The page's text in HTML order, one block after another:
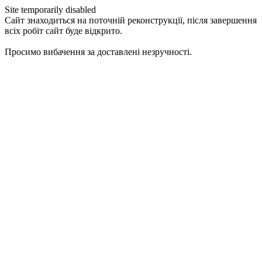
Site temporarily disabled
Сайт знаходиться на поточній реконструкції, після завершення
всіх робіт сайт буде відкрито.
Просимо вибачення за доставлені незручності.